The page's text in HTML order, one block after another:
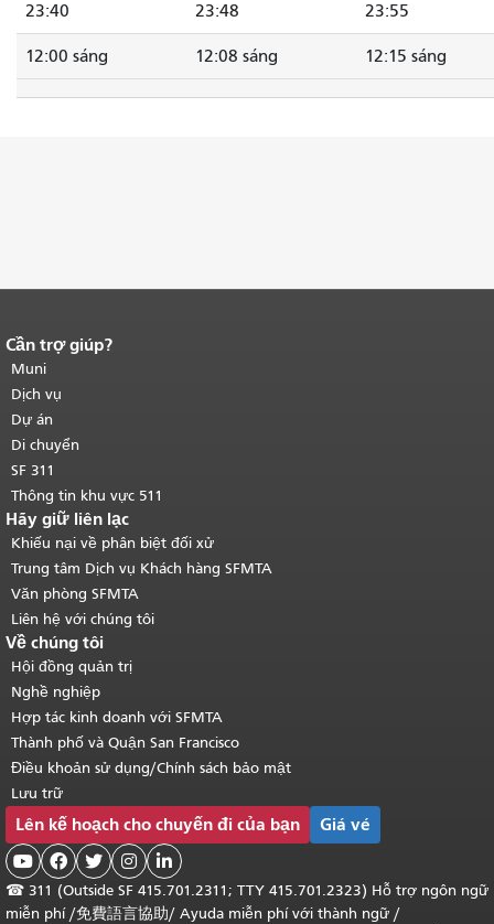
23:40 23:48 23:55
12:00 sáng 12:08 sáng 12:15 sáng
Kết thúc nội dung trang.
của trang này được lặp lại trên mọi
trang.Quay lại đầu trang nội dung
chính.
Cần trợ giúp?
Muni
Dịch vụ
Dự án
Di chuyển
SF 311
Thông tin khu vực 511
Hãy giữ liên lạc
Khiếu nại về phân biệt đối xử
Trung tâm Dịch vụ Khách hàng SFMTA
Văn phòng SFMTA
Liên hệ với chúng tôi
Về chúng tôi
Hội đồng quản trị
Nghề nghiệp
Hợp tác kinh doanh với SFMTA
Thành phố và Quận San Francisco
Điều khoản sử dụng/Chính sách bảo mật
Lưu trữ
Lên kế hoạch cho chuyến đi của bạn Giá vé
    
☎ 311 (Outside SF 415.701.2311; TTY 415.701.2323) Hỗ trợ ngôn ngữ
miễn phí /免費語言協助/ Ayuda miễn phí với thành ngữ /